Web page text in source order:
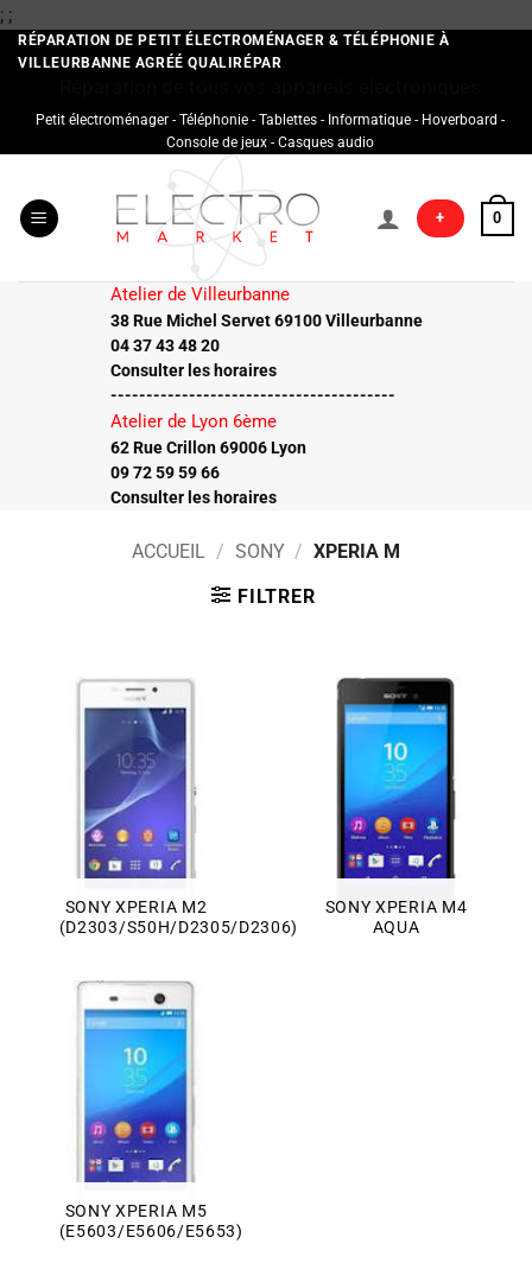
; ;Passer
au
contenu
RÉPARATION DE PETIT ÉLECTROMÉNAGER & TÉLÉPHONIE À
VILLEURBANNE AGRÉÉ QUALIRÉPAR
Petit électroménager - Téléphonie - Tablettes - Informatique - Hoverboard -
Console de jeux - Casques audio
+ 0
Atelier de Villeurbanne
38 Rue Michel Servet 69100 Villeurbanne
04 37 43 48 20
Consulter les horaires
----------------------------------------
Atelier de Lyon 6ème
62 Rue Crillon 69006 Lyon
09 72 59 59 66
Consulter les horaires
ACCUEIL / SONY / XPERIA M
FILTRER
SONY XPERIA M2
(D2303/S50H/D2305/D2306)
SONY XPERIA M4
AQUA
SONY XPERIA M5
(E5603/E5606/E5653)